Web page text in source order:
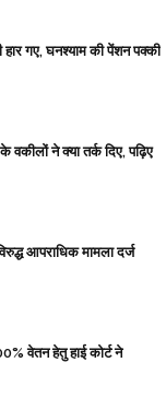
हार गए, घनश्याम की पेंशन पक्की
वकीलों ने क्या तर्क दिए, पढ़िए
आपराधिक मामला दर्ज
वेतन हेतु हाई कोर्ट ने